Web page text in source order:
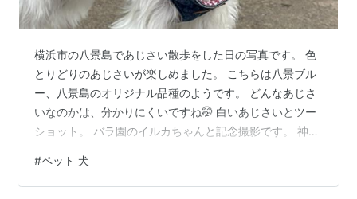
横浜市の八景島であじさい散歩をした日の写真です。 色
とりどりのあじさいが楽しめました。 こちらは八景ブル
ー、八景島のオリジナル品種のようです。 どんなあじさ
いなのかは、分かりにくいですね🤭 白いあじさいとツー
ショット。 バラ園のイルカちゃんと記念撮影です。 神奈
らは、色や形が素敵で撮ったあじさいたちです。 来年も
またココちゃんを連れて行きたいです。 また見てくださ
#ペット 犬